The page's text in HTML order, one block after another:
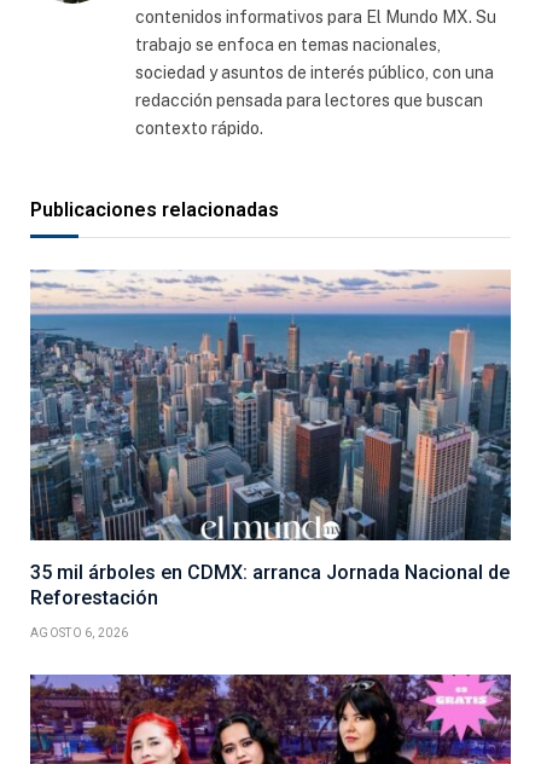
contenidos informativos para El Mundo MX. Su
trabajo se enfoca en temas nacionales,
sociedad y asuntos de interés público, con una
redacción pensada para lectores que buscan
contexto rápido.
Publicaciones relacionadas
35 mil árboles en CDMX: arranca Jornada Nacional de
Reforestación
AGOSTO 6, 2026